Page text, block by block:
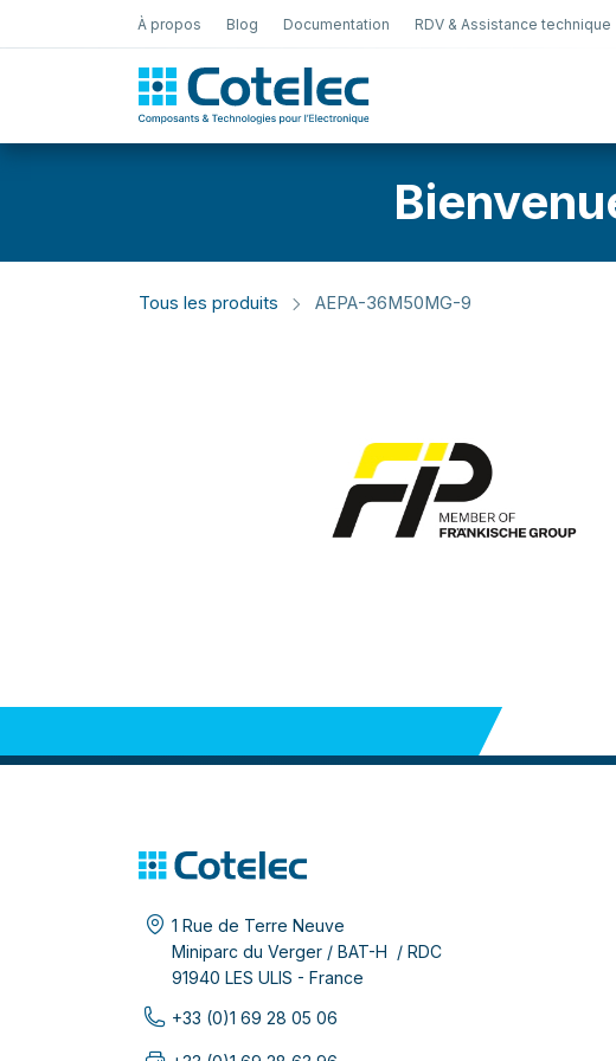
À propos Blog Documentation RDV & Assistance technique
Tous les produits AEPA-36M50MG-9
1 Rue de Terre Neuve
Miniparc du Verger / BAT-H / RDC
91940 LES ULIS - France
+33 (0)1 69 28 05 06